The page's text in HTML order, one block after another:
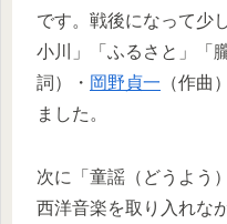
です。戦後になって少
小川」「ふるさと」「
詞）・ 岡野貞一 （作曲
ました。
次に「童謡（どうよう
西洋音楽を取り入れな